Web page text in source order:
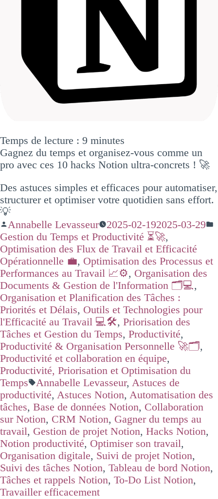
Temps de lecture : 9 minutes
Gagnez du temps et organisez-vous comme un
pro avec ces 10 hacks Notion ultra-concrets ! 🚀
Des astuces simples et efficaces pour automatiser,
structurer et optimiser votre quotidien sans effort.
💡
Annabelle Levasseur
2025-02-192025-03-29
Gestion du Temps et Productivité ⏳🚀,
Optimisation des Flux de Travail et Efficacité
Opérationnelle 💼, Optimisation des Processus et
Performances au Travail 📈⚙️, Organisation des
Documents & Gestion de l'Information 🗂️💻,
Organisation et Planification des Tâches :
Priorités et Délais, Outils et Technologies pour
l'Efficacité au Travail 💻🛠️, Priorisation des
Tâches et Gestion du Temps, Productivité,
Productivité & Organisation Personnelle 🚀🗂️,
Productivité et collaboration en équipe,
Productivité, Priorisation et Optimisation du
Temps
Annabelle Levasseur, Astuces de
productivité, Astuces Notion, Automatisation des
tâches, Base de données Notion, Collaboration
sur Notion, CRM Notion, Gagner du temps au
travail, Gestion de projet Notion, Hacks Notion,
Notion productivité, Optimiser son travail,
Organisation digitale, Suivi de projet Notion,
Suivi des tâches Notion, Tableau de bord Notion,
Tâches et rappels Notion, To-Do List Notion,
Travailler efficacement